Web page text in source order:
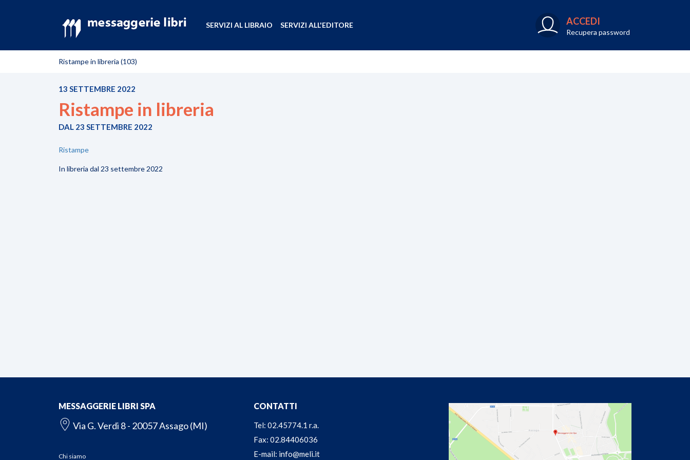
ACCEDI
Recupera password
SERVIZI AL LIBRAIO SERVIZI ALL'EDITORE
Ristampe in libreria (103)
13 SETTEMBRE 2022
Ristampe in libreria
DAL 23 SETTEMBRE 2022
Ristampe
In libreria dal 23 settembre 2022
MESSAGGERIE LIBRI SPA
Via G. Verdi 8 - 20057 Assago (MI)
Chi siamo
CONTATTI
Tel: 02.45774.1 r.a.
Fax: 02.84406036
E-mail: info@meli.it